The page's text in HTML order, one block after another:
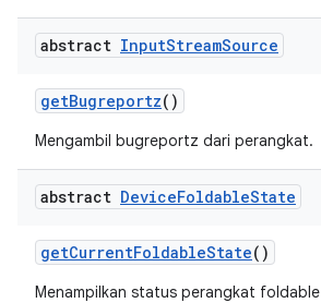
abstract InputStreamSource
getBugreportz()
Mengambil bugreportz dari perangkat.
abstract DeviceFoldableState
getCurrentFoldableState()
Menampilkan status perangkat